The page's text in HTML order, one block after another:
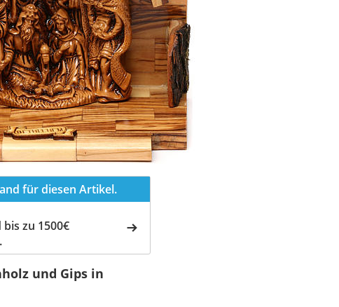
für diesen Artikel.
bis zu 1500€
und Gips in